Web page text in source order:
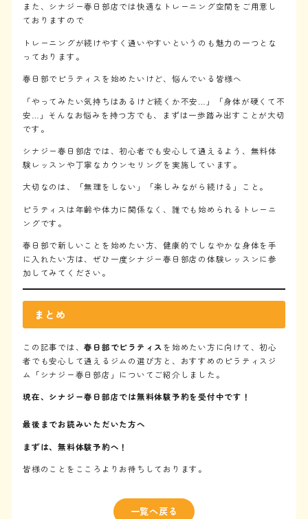
また、シナジー春日部店では快適なトレーニング空間をご用意し
ておりますので
トレーニングが続けやすく通いやすいというのも魅力の一つとな
っております。
春日部でピラティスを始めたいけど、悩んでいる皆様へ
「やってみたい気持ちはあるけど続くか不安…」「身体が硬くて不
安…」そんなお悩みを持つ方でも、まずは一歩踏み出すことが大切
です。
シナジー春日部店では、初心者でも安心して通えるよう、無料体
験レッスンや丁寧なカウンセリングを実施しています。
大切なのは、「無理をしない」「楽しみながら続ける」こと。
ピラティスは年齢や体力に関係なく、誰でも始められるトレーニ
ングです。
春日部で新しいことを始めたい方、健康的でしなやかな身体を手
に入れたい方は、ぜひ一度シナジー春日部店の体験レッスンに参
加してみてください。
まとめ
この記事では、春日部でピラティスを始めたい方に向けて、初心
者でも安心して通えるジムの選び方と、おすすめのピラティスジ
ム「シナジー春日部店」についてご紹介しました。
現在、シナジー春日部店では無料体験予約を受付中です！
最後までお読みいただいた方へ
まずは、無料体験予約へ！
皆様のことをこころよりお待ちしております。
一覧へ戻る